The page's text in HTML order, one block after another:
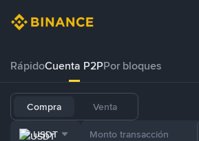
RápidoCuenta P2PPor bloques
Compra Venta
USDT